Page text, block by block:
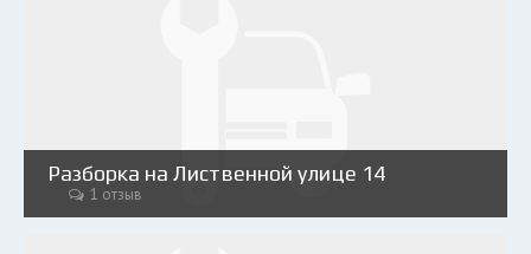
Разборка на Лиственной улице 14
1 отзыв